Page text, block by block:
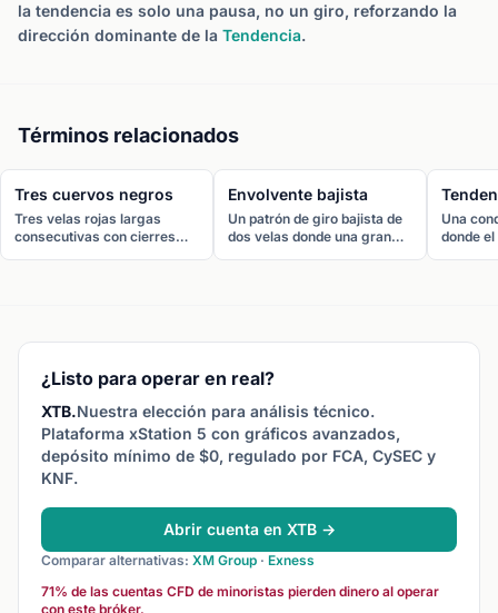
la tendencia es solo una pausa, no un giro, reforzando la
dirección dominante de la Tendencia.
Términos relacionados
Tres cuervos negros
Tres velas rojas largas
consecutivas con cierres
Envolvente bajista
Un patrón de giro bajista de
dos velas donde una gran
rally.
Una
donde
baja.
¿Listo para operar en real?
XTB.Nuestra elección para análisis técnico.
Plataforma xStation 5 con gráficos avanzados,
depósito mínimo de $0, regulado por FCA, CySEC y
KNF.
Abrir cuenta en XTB →
Comparar alternativas: XM Group · Exness
71% de las cuentas CFD de minoristas pierden dinero al operar
con este bróker.